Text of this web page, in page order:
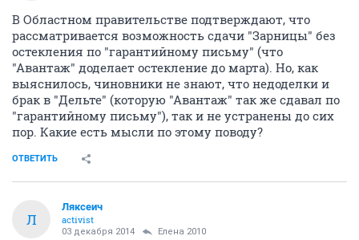
В Областном правительстве подтверждают, что
рассматривается возможность сдачи "Зарницы" без
остекления по "гарантийному письму" (что
"Авантаж" доделает остекление до марта). Но, как
выяснилось, чиновники не знают, что недоделки и
брак в "Дельте" (которую "Авантаж" так же сдавал по
"гарантийному письму"), так и не устранены до сих
пор. Какие есть мысли по этому поводу?
ОТВЕТИТЬ
Л
Ляксеич
activist
03 декабря 2014 Елена 2010